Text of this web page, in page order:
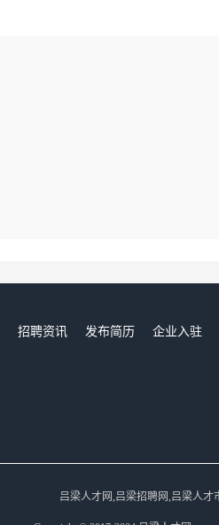
招聘资讯 发布简历 企业入驻
吕梁人才网,吕梁招聘网,吕梁人才